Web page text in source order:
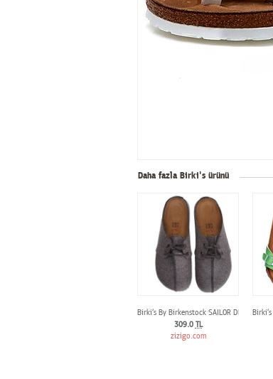
Daha fazla Birki's ürünü
Birki‘s By Birkenstock SAILOR DF
309.0 TL
zizigo.com